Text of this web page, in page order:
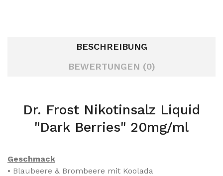
BESCHREIBUNG
BEWERTUNGEN (0)
Dr. Frost Nikotinsalz Liquid
"Dark Berries" 20mg/ml
Geschmack
• Blaubeere & Brombeere mit Koolada